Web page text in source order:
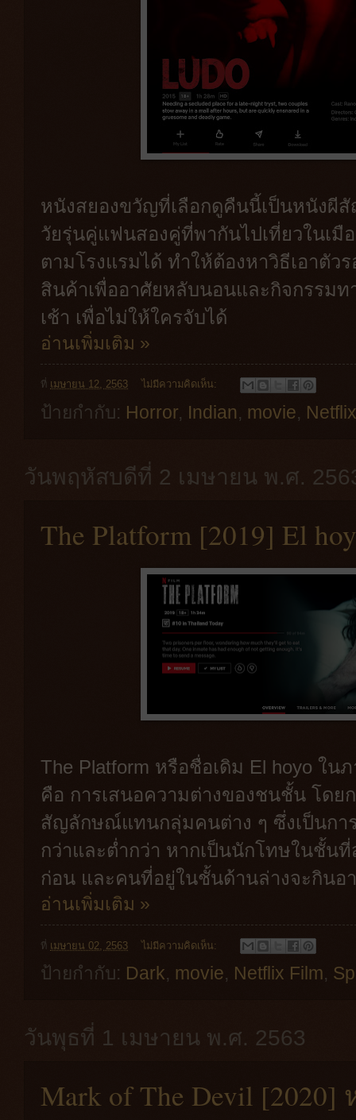
หนังสยองขวัญที่เลือกดูคืนนี้เป็นหนังผีสั
วัยรุ่นคู่แฟนสองคู่ที่พากันไปเที่ยวในเมื
ตามโรงแรมได้ ทำให้ต้องหาวิธีเอาตัว
สินค้าเพื่ออาศัยหลับนอนและกิจกรรมท
เช้า เพื่อไม่ให้ใครจับได้
อ่านเพิ่มเติม »
ที่ เมษายน 12, 2563 ไม่มีความคิดเห็น:
ป้ายกำกับ: Horror, Indian, movie,
วันพฤหัสบดีที่ 2 เมษายน พ.ศ.
The Platform [2019] El
The Platform หรือชื่อเดิม El hoyo ใน
คือ การเสนอความต่างของชนชั้น โดย
สัญลักษณ์แทนกลุ่มคนต่าง ๆ ซึ่งเป็นกา
กว่าและต่ำกว่า หากเป็นนักโทษในชั้น
ก่อน และคนที่อยู่ในชั้นด้านล่างจะกินอ
อ่านเพิ่มเติม »
ที่ เมษายน 02, 2563 ไม่มีความคิดเห็น:
ป้ายกำกับ: Dark, movie, Netflix Film,
วันพุธที่ 1 เมษายน พ.ศ. 2563
Mark of The Devil